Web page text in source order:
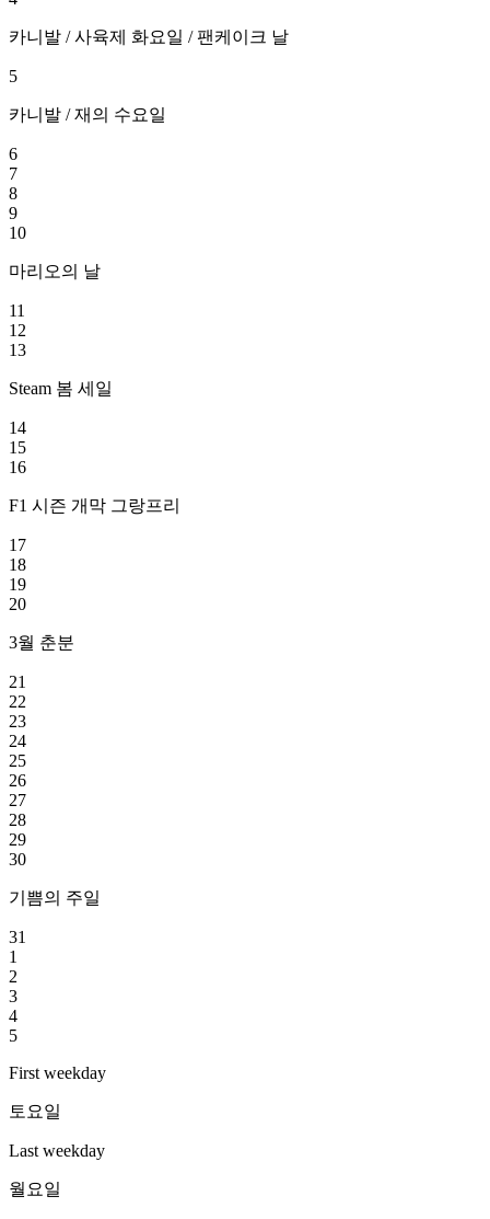
카니발 / 사육제 화요일 / 팬케이크 날
5
카니발 / 재의 수요일
6
7
8
9
10
마리오의 날
11
12
13
Steam 봄 세일
14
15
16
F1 시즌 개막 그랑프리
17
18
19
20
3월 춘분
21
22
23
24
25
26
27
28
29
30
기쁨의 주일
31
1
2
3
4
5
First weekday
토요일
Last weekday
월요일